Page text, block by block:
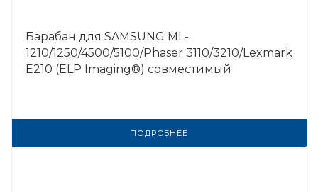
Барабан для SAMSUNG ML-
1210/1250/4500/5100/Phaser 3110/3210/Lexmark
E210 (ELP Imaging®) совместимый
ПОДРОБНЕЕ